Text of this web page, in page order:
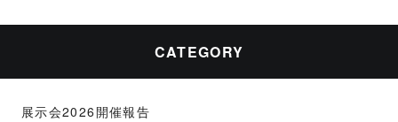
o
k
n
k
CATEGORY
展示会2026開催報告